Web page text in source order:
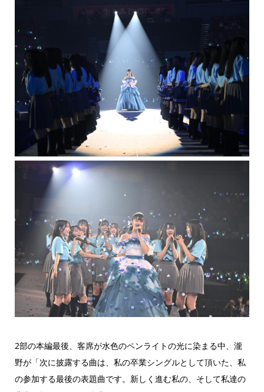
2部の本編最後、客席が水色のペンライトの光に染まる中、瀧
野が「次に披露する曲は、私の卒業シングルとして頂いた、私
の参加する最後の表題曲です。新しく進む私の、そして私達の